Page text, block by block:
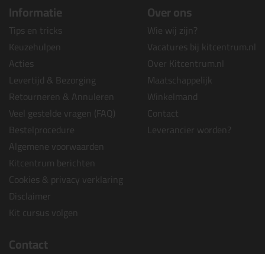
Informatie
Tips en tricks
Keuzehulpen
Acties
Levertijd & Bezorging
Retourneren & Annuleren
Veel gestelde vragen (FAQ)
Bestelprocedure
Algemene voorwaarden
Kitcentrum berichten
Cookies & privacy verklaring
Disclaimer
Kit cursus volgen
Over ons
Wie wij zijn?
Vacatures bij kitcentrum.nl
Over Kitcentrum.nl
Maatschappelijk
Winkelmand
Contact
Leverancier worden?
Contact